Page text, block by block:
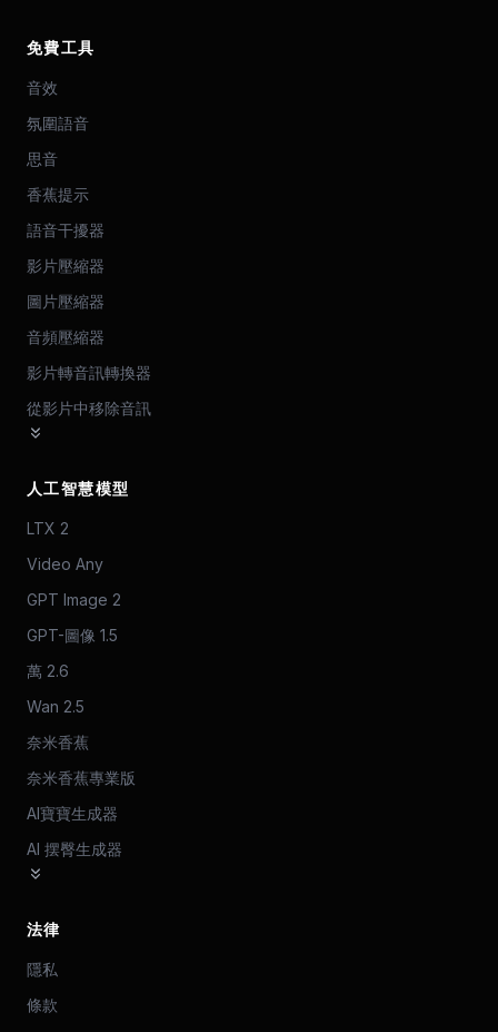
免費工具
音效
氛圍語音
思音
香蕉提示
語音干擾器
影片壓縮器
圖片壓縮器
音頻壓縮器
影片轉音訊轉換器
從影片中移除音訊
人工智慧模型
LTX 2
Video Any
GPT Image 2
GPT-圖像 1.5
萬 2.6
Wan 2.5
奈米香蕉
奈米香蕉專業版
AI寶寶生成器
AI 摆臀生成器
法律
隱私
條款